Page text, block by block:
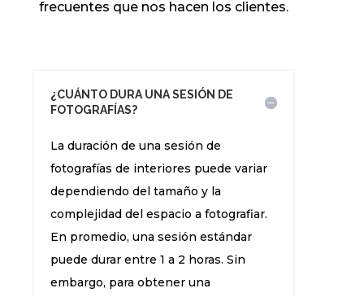
frecuentes que nos hacen los clientes.
¿CUÁNTO DURA UNA SESIÓN DE
FOTOGRAFÍAS?
La duración de una sesión de
fotografías de interiores puede variar
dependiendo del tamaño y la
complejidad del espacio a fotografiar.
En promedio, una sesión estándar
puede durar entre 1 a 2 horas. Sin
embargo, para obtener una